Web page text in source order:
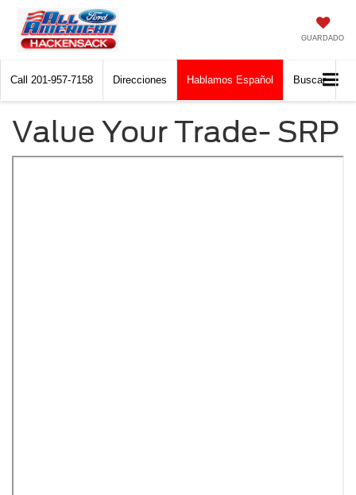
GUARDADO
Call 201-957-7158 Direcciones Hablamos Español Buscar
Value Your Trade- SRP